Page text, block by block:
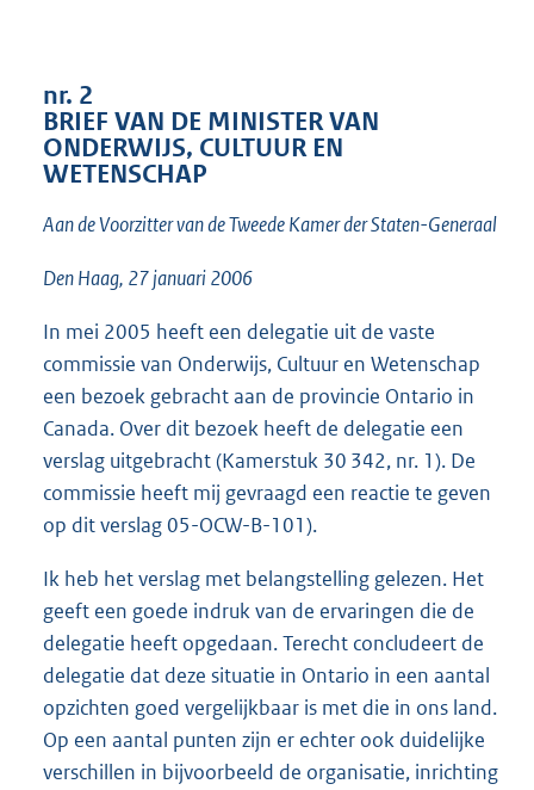
1
6
K
nr. 2
BRIEF VAN DE MINISTER VAN
ONDERWIJS, CULTUUR EN
WETENSCHAP
Aan de Voorzitter van de Tweede Kamer der Staten-Generaal
Den Haag, 27 januari 2006
In mei 2005 heeft een delegatie uit de vaste
commissie van Onderwijs, Cultuur en Wetenschap
een bezoek gebracht aan de provincie Ontario in
Canada. Over dit bezoek heeft de delegatie een
verslag uitgebracht (Kamerstuk 30 342, nr. 1). De
commissie heeft mij gevraagd een reactie te geven
op dit verslag 05-OCW-B-101).
Ik heb het verslag met belangstelling gelezen. Het
geeft een goede indruk van de ervaringen die de
delegatie heeft opgedaan. Terecht concludeert de
delegatie dat deze situatie in Ontario in een aantal
opzichten goed vergelijkbaar is met die in ons land.
Op een aantal punten zijn er echter ook duidelijke
verschillen in bijvoorbeeld de organisatie, inrichting